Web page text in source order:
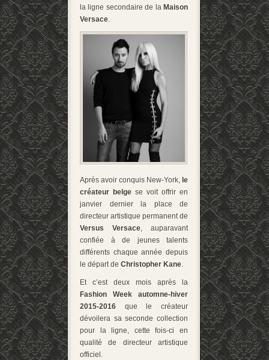
la ligne secondaire de la Maison
Versace.
Après avoir conquis New-York, le
créateur belge se voit offrir en
janvier dernier la place de
directeur artistique permanent de
Versus Versace, auparavant
confiée à de jeunes talents
différents chaque année depuis
le départ de Christopher Kane.
Et c’est deux mois après la
Fashion Week automne-hiver
2015-2016 que le créateur
dévoilera sa seconde collection
pour la ligne, cette fois-ci en
qualité de directeur artistique
officiel.